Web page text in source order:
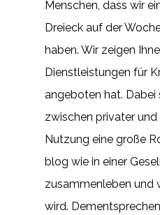
Menschen, dass wir
Dreieck auf der
haben. Wir zeigen
Dienstleistungen für
angeboten hat.
zwischen privater
Nutzung eine große
blog wie in einer
zusammenleben und
wird.